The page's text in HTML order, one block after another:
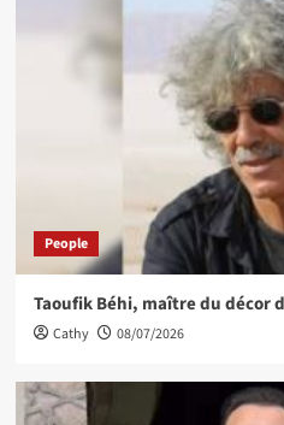
People
Taoufik Béhi, maître du décor
Cathy 08/07/2026